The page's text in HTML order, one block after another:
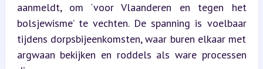
aanmeldt, om ‘voor Vlaanderen en tegen het
bolsjewisme’ te vechten. De spanning is voelbaar
tijdens dorpsbijeenkomsten, waar buren elkaar met
argwaan bekijken en roddels als ware processen